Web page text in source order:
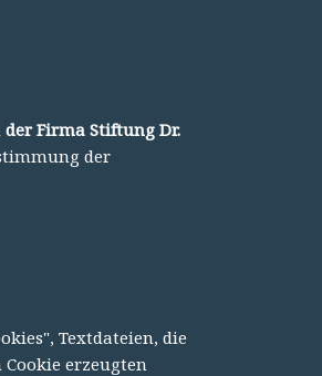
der Firma Stiftung Dr.
der
Textdateien, die
erzeugten